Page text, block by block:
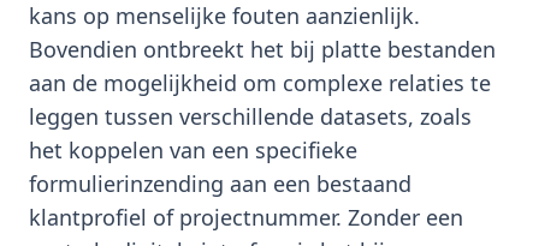
kans op menselijke fouten aanzienlijk.
Bovendien ontbreekt het bij platte bestanden
aan de mogelijkheid om complexe relaties te
leggen tussen verschillende datasets, zoals
het koppelen van een specifieke
formulierinzending aan een bestaand
klantprofiel of projectnummer. Zonder een